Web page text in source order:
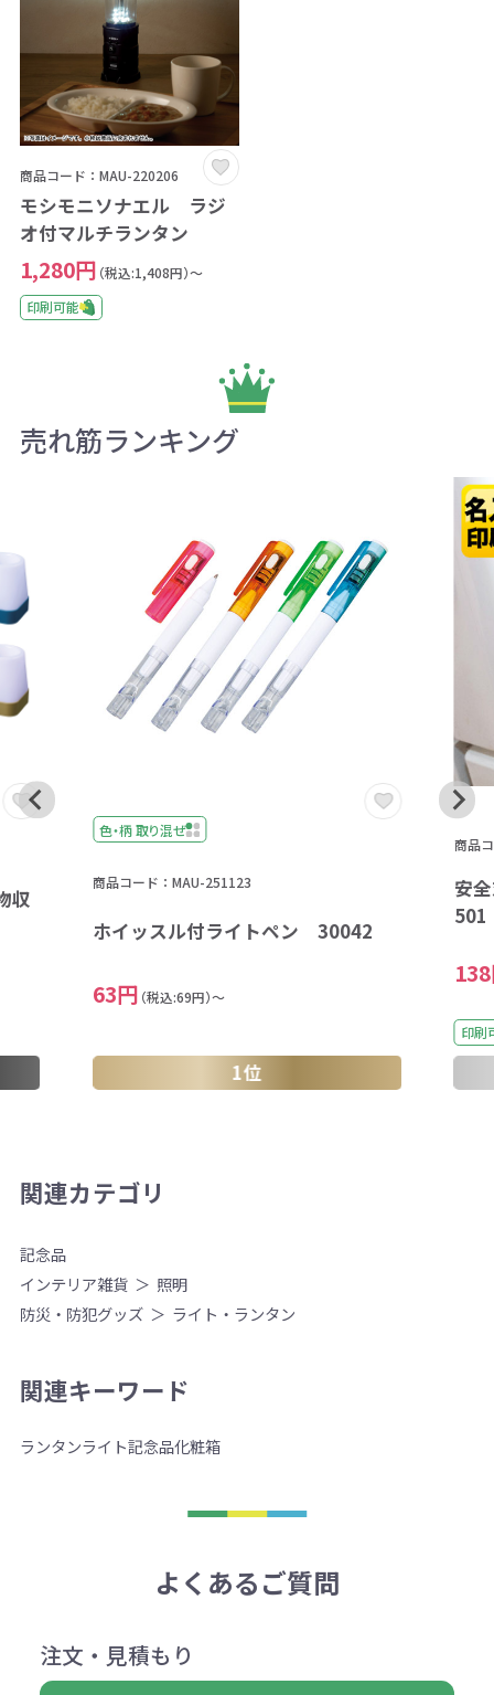
商品コード：MAU-220206
モシモニソナエル ラジ
オ付マルチランタン
1,280円 （税込:1,408円）～
印刷可能
売れ筋ランキング
収
色・柄 取り混ぜ
商品コード：MAU-251123
ホイッスル付ライトペン 30042
63円 （税込:69円）～
1位
商品
安
501
印刷
関連カテゴリ
記念品
インテリア雑貨
照明
防災・防犯グッズ
ライト・ランタン
関連キーワード
ランタンライト記念品化粧箱
よくあるご質問
注文・見積もり